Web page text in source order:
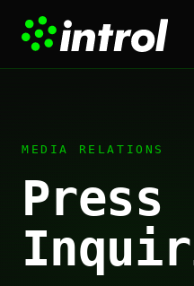
MEDIA RELATIONS
Press